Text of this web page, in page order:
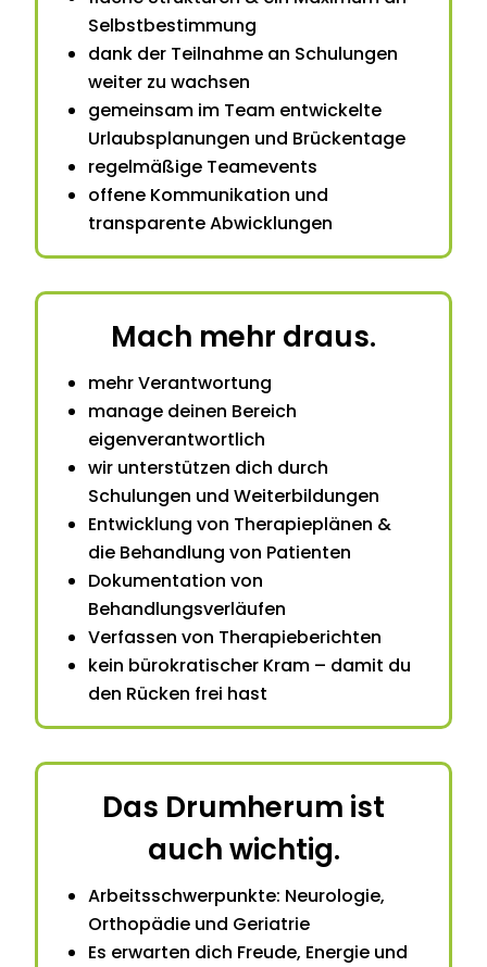
Selbstbestimmung
dank der Teilnahme an Schulungen
weiter zu wachsen
gemeinsam im Team entwickelte
Urlaubsplanungen und Brückentage
regelmäßige Teamevents
offene Kommunikation und
transparente Abwicklungen
Mach mehr draus.
mehr Verantwortung
manage deinen Bereich
eigenverantwortlich
wir unterstützen dich durch
Schulungen und Weiterbildungen
Entwicklung von Therapieplänen &
die Behandlung von Patienten
Dokumentation von
Behandlungsverläufen
Verfassen von Therapieberichten
kein bürokratischer Kram – damit du
den Rücken frei hast
Das Drumherum ist
auch wichtig.
Arbeitsschwerpunkte: Neurologie,
Orthopädie und Geriatrie
Es erwarten dich Freude, Energie und